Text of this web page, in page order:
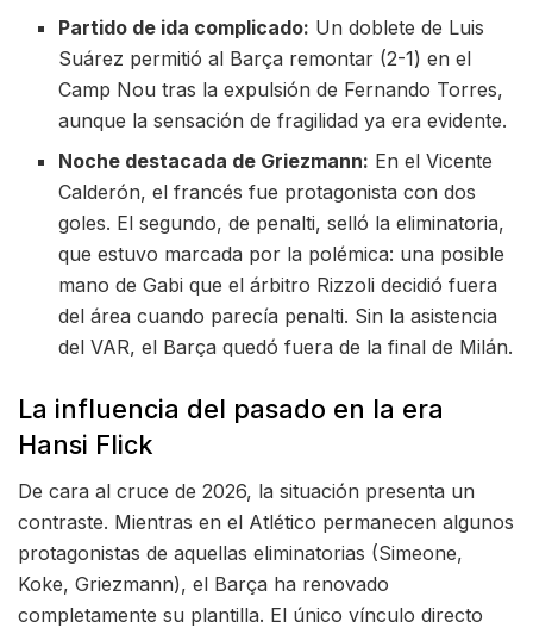
Partido de ida complicado: Un doblete de Luis
Suárez permitió al Barça remontar (2-1) en el
Camp Nou tras la expulsión de Fernando Torres,
aunque la sensación de fragilidad ya era evidente.
Noche destacada de Griezmann: En el Vicente
Calderón, el francés fue protagonista con dos
goles. El segundo, de penalti, selló la eliminatoria,
que estuvo marcada por la polémica: una posible
mano de Gabi que el árbitro Rizzoli decidió fuera
del área cuando parecía penalti. Sin la asistencia
del VAR, el Barça quedó fuera de la final de Milán.
La influencia del pasado en la era
Hansi Flick
De cara al cruce de 2026, la situación presenta un
contraste. Mientras en el Atlético permanecen algunos
protagonistas de aquellas eliminatorias (Simeone,
Koke, Griezmann), el Barça ha renovado
completamente su plantilla. El único vínculo directo